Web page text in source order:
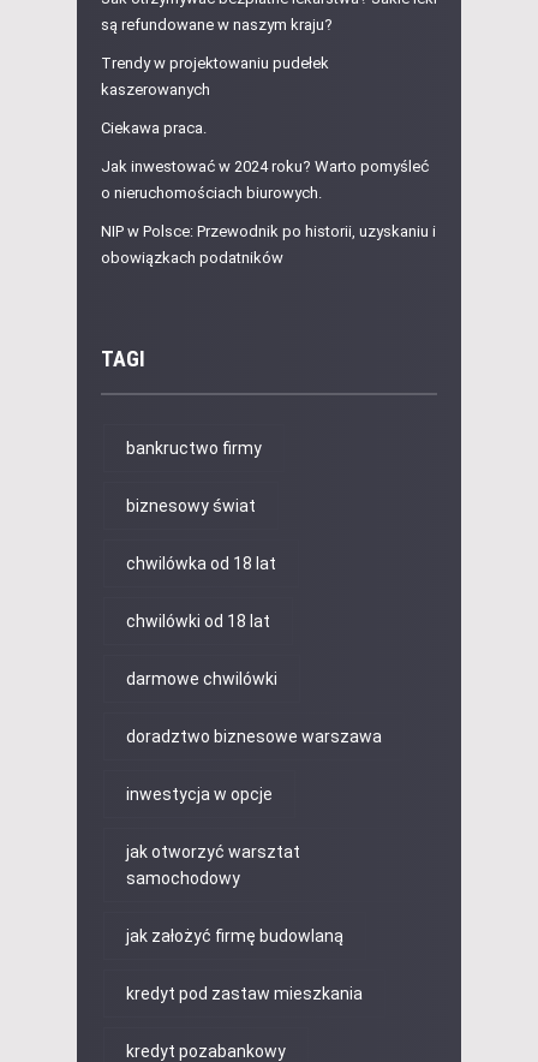
są refundowane w naszym kraju?
Trendy w projektowaniu pudełek
kaszerowanych
Ciekawa praca.
Jak inwestować w 2024 roku? Warto pomyśleć
o nieruchomościach biurowych.
NIP w Polsce: Przewodnik po historii, uzyskaniu i
obowiązkach podatników
TAGI
bankructwo firmy
biznesowy świat
chwilówka od 18 lat
chwilówki od 18 lat
darmowe chwilówki
doradztwo biznesowe warszawa
inwestycja w opcje
jak otworzyć warsztat
samochodowy
jak założyć firmę budowlaną
kredyt pod zastaw mieszkania
kredyt pozabankowy